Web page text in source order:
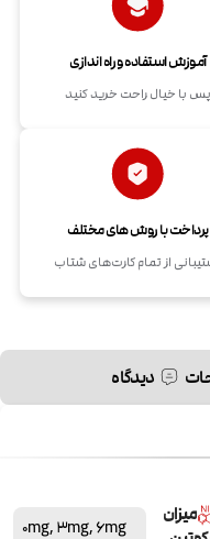
آموزش استفاده و راه اندازی
پس با خیال راحت خرید کنید
پرداخت با روش های مختلف
از تمام کارت‌های شتاب
دیدگاه
میزان
0mg,3mg,6mg